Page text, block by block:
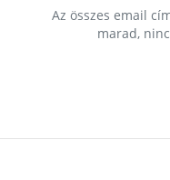
Az összes email
marad,